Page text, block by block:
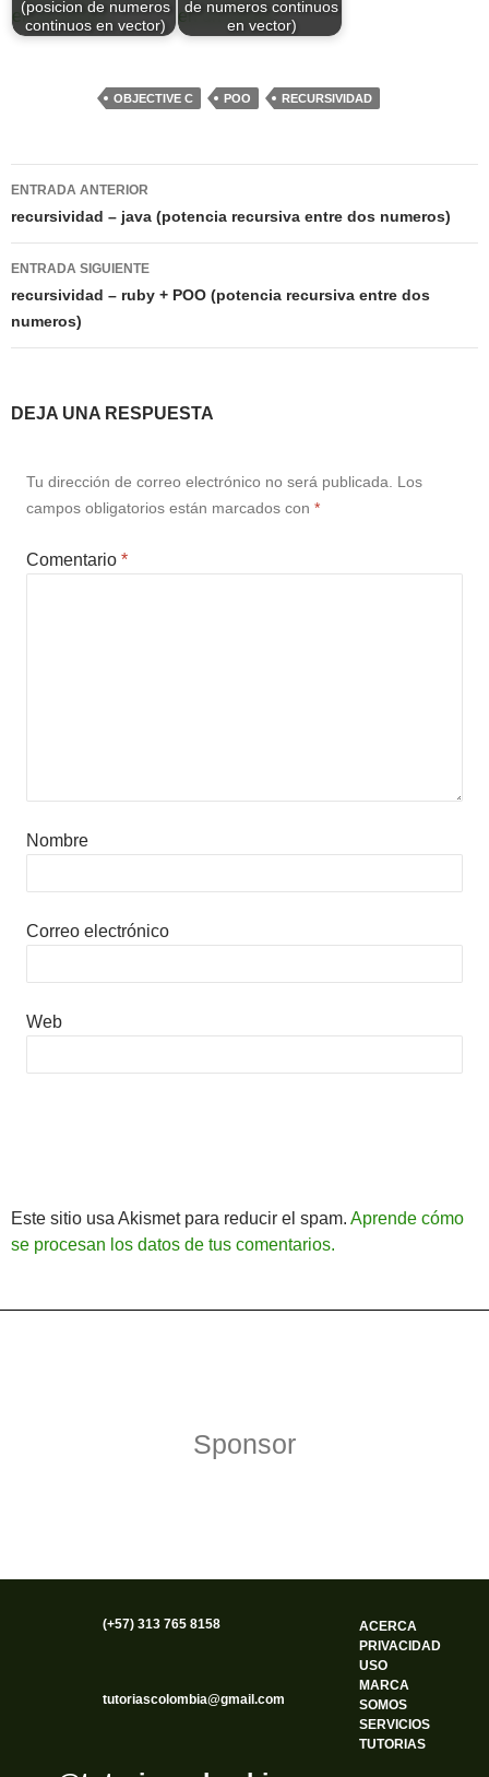
(posicion de numeros
continuos en vector)
de numeros continuos
en vector)
OBJECTIVE C POO RECURSIVIDAD
Navegación
de
entradas
ENTRADA ANTERIOR
recursividad – java (potencia recursiva entre dos numeros)
ENTRADA SIGUIENTE
recursividad – ruby + POO (potencia recursiva entre dos
numeros)
DEJA UNA RESPUESTA
Tu dirección de correo electrónico no será publicada. Los
campos obligatorios están marcados con *
Comentario *
Nombre
Correo electrónico
Web
Este sitio usa Akismet para reducir el spam. Aprende cómo
se procesan los datos de tus comentarios.
Sponsor
(+57) 313 765 8158
tutoriascolombia@gmail.com
ACERCA
PRIVACIDAD
USO
MARCA
SOMOS
SERVICIOS
TUTORIAS